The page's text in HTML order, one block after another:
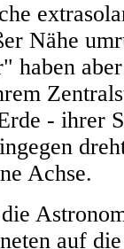
Nähe
haben
- ihrer
Achse.
auf